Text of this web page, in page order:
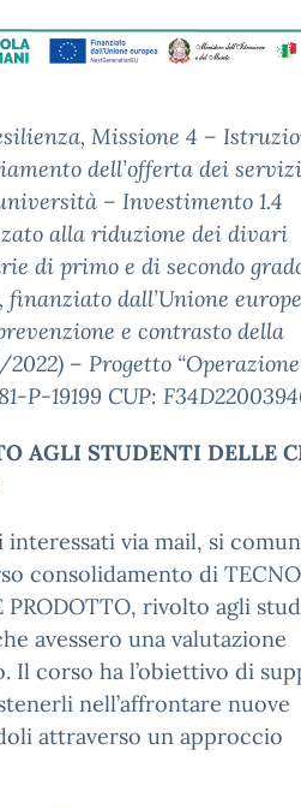
Missione 4 –
dell’offerta dei
– Investimento 1.4
alla riduzione dei divari
di primo e di secondo
dall’Unione
e contrasto della
– Progetto “Operazione
P-19199 CUP:
AGLI STUDENTI DELLE
via mail, si
consolidamento di
PRODOTTO, rivolto agli
avessero una valutazione
Il corso ha l’obiettivo di
nell’affrontare nuove
attraverso un approccio